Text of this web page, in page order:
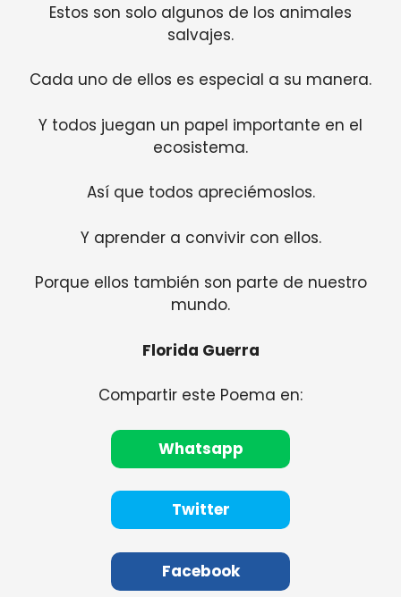
Estos son solo algunos de los animales
salvajes.
Cada uno de ellos es especial a su manera.
Y todos juegan un papel importante en el
ecosistema.
Así que todos apreciémoslos.
Y aprender a convivir con ellos.
Porque ellos también son parte de nuestro
mundo.
Florida Guerra
Compartir este Poema en:
Whatsapp
Twitter
Facebook